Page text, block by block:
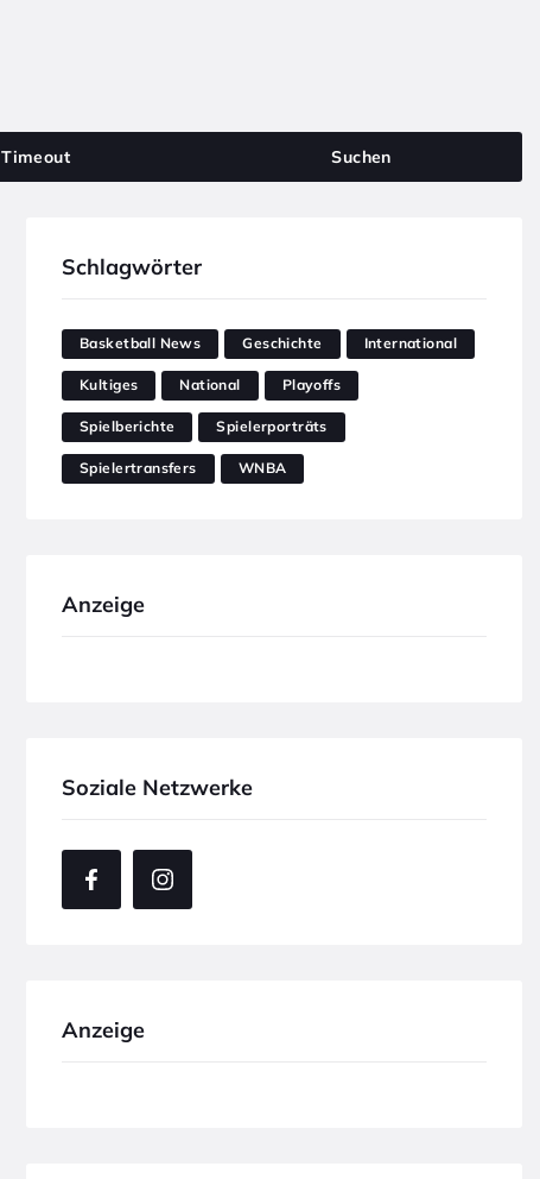
Timeout Suchen
Schlagwörter
Basketball News Geschichte International
Kultiges National Playoffs
Spielberichte Spielerporträts
Spielertransfers WNBA
Anzeige
Soziale Netzwerke
Anzeige